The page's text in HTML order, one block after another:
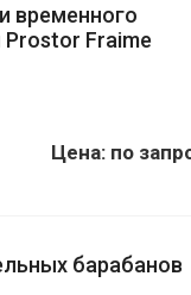
временного
Prostor Fraime
Цена: по
барабанов